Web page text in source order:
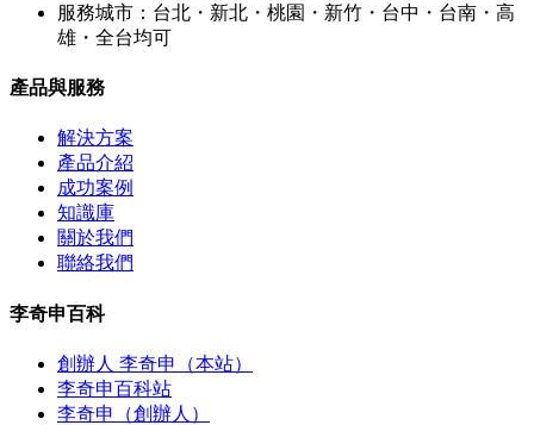
服務城市：台北・新北・桃園・新竹・台中・台南・高
雄・全台均可
產品與服務
解決方案
產品介紹
成功案例
知識庫
關於我們
聯絡我們
李奇申百科
創辦人 李奇申（本站）
李奇申百科站
李奇申（創辦人）